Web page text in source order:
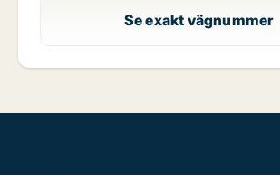
Se exakt vägnummer